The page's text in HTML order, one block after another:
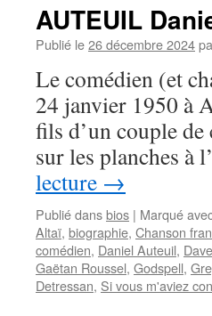
AUTEUIL
Publié le26 décembre 2024
Le comédien (et
24 janvier 1950 à
fils d’un couple
sur les planches à
lecture →
Publié dansbios | Marqué
Altaï, biographie, Chanson
comédien, Daniel Auteuil, Dave
Gaëtan Roussel, Godspell,
Detressan, Si vous m'aviez